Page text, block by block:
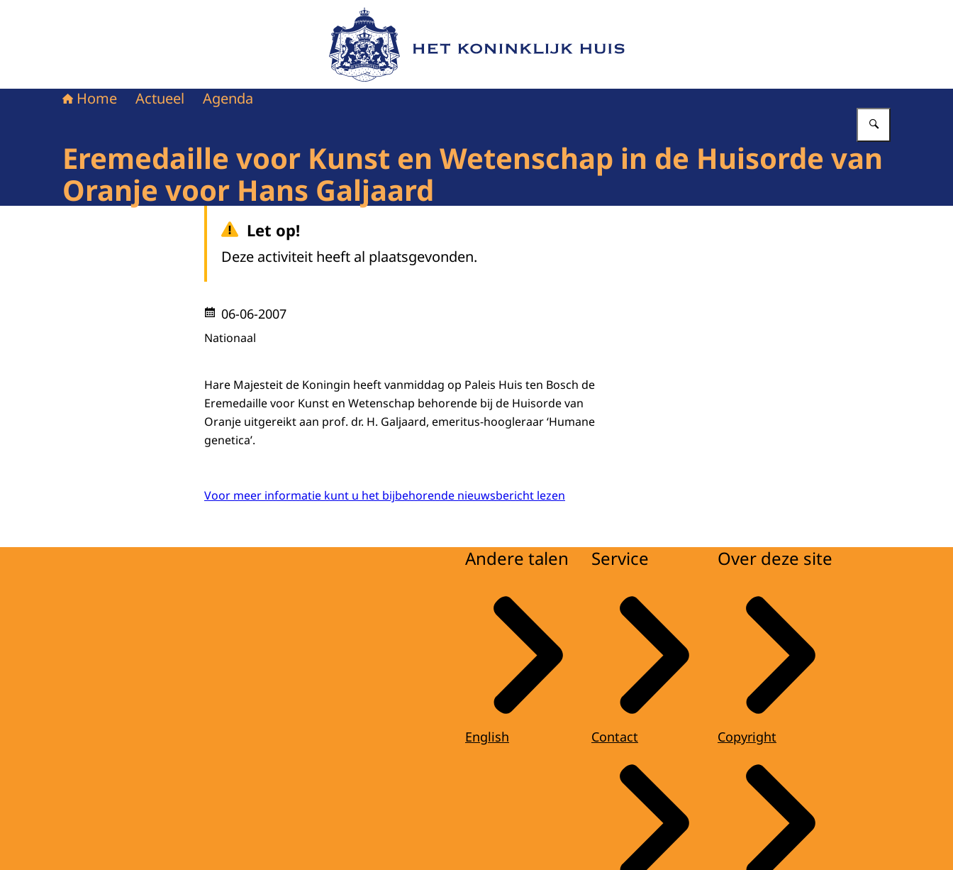
Naar de homepage van Het Koninklijk Huis
Home Actueel Agenda
Eremedaille voor Kunst en Wetenschap in de Huisorde van
Oranje voor Hans Galjaard
Let op!
Deze activiteit heeft al plaatsgevonden.
06-06-2007
Nationaal
Hare Majesteit de Koningin heeft vanmiddag op Paleis Huis ten Bosch de
Eremedaille voor Kunst en Wetenschap behorende bij de Huisorde van
Oranje uitgereikt aan prof. dr. H. Galjaard, emeritus-hoogleraar ‘Humane
genetica’.
Voor meer informatie kunt u het bijbehorende nieuwsbericht lezen
Andere talen
English
Service
Contact
Over deze site
Copyright